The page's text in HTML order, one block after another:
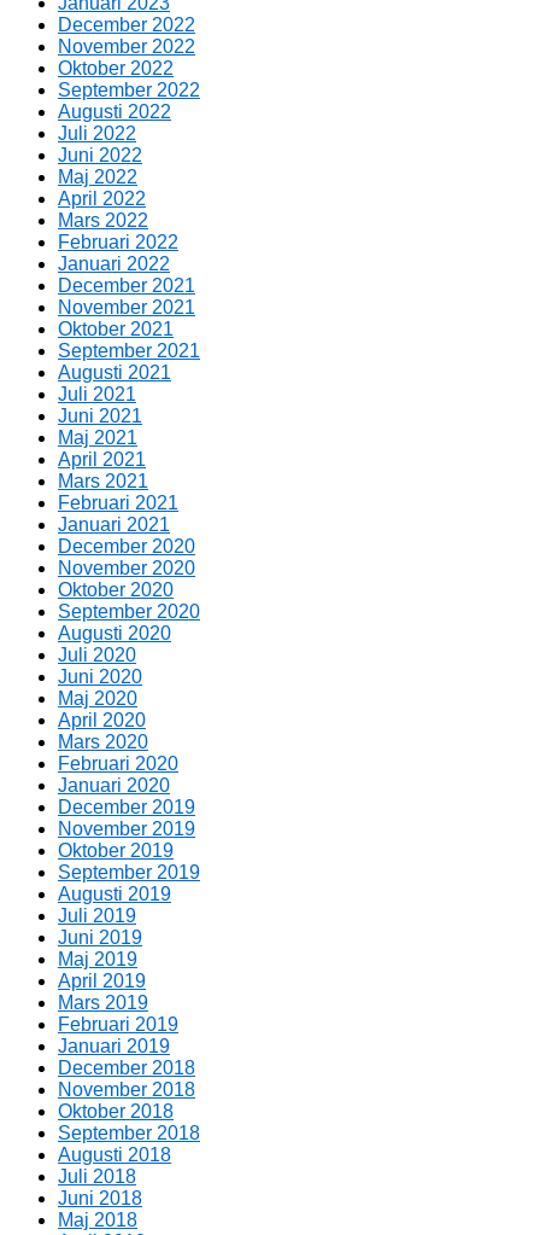
December 2022
November 2022
Oktober 2022
September 2022
Augusti 2022
Juli 2022
Juni 2022
Maj 2022
April 2022
Mars 2022
Februari 2022
Januari 2022
December 2021
November 2021
Oktober 2021
September 2021
Augusti 2021
Juli 2021
Juni 2021
Maj 2021
April 2021
Mars 2021
Februari 2021
Januari 2021
December 2020
November 2020
Oktober 2020
September 2020
Augusti 2020
Juli 2020
Juni 2020
Maj 2020
April 2020
Mars 2020
Februari 2020
Januari 2020
December 2019
November 2019
Oktober 2019
September 2019
Augusti 2019
Juli 2019
Juni 2019
Maj 2019
April 2019
Mars 2019
Februari 2019
Januari 2019
December 2018
November 2018
Oktober 2018
September 2018
Augusti 2018
Juli 2018
Juni 2018
Maj 2018